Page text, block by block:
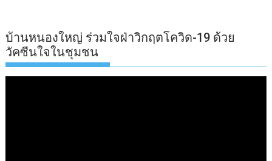
บ้านหนองใหญ่ ร่วมใจฝ่าวิกฤตโควิด-19 ด้วย
วัคซีนใจในชุมชน